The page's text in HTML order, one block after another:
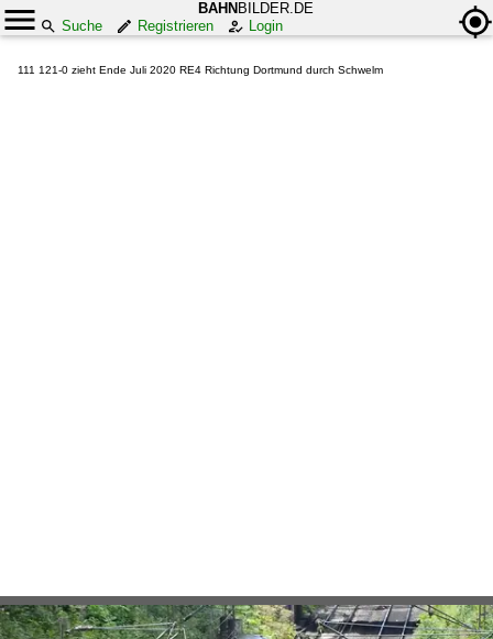
BAHN BILDER.DE
Suche
Registrieren Login
111 121-0 zieht Ende Juli 2020 RE4 Richtung Dortmund durch Schwelm